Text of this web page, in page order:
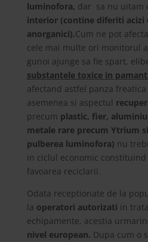
luminofora, dar sa nu uitam
interior (contine diferiti acizi
anorganici).Cum ne pot
cele mai multe ori monitorul
gunoi ajunge sa fie spart,
substantele toxice in
afectand astfel panza
asemenea si aspectul
precum plastic, fier,
metale rare precum Ytrium
pulberea luminofora) nu
in ciclul economic
favoarea reciclarii.
Odata receptionate de la
la operatori autorizati in
echipamente, acestia
nivel european. Dupa cum o